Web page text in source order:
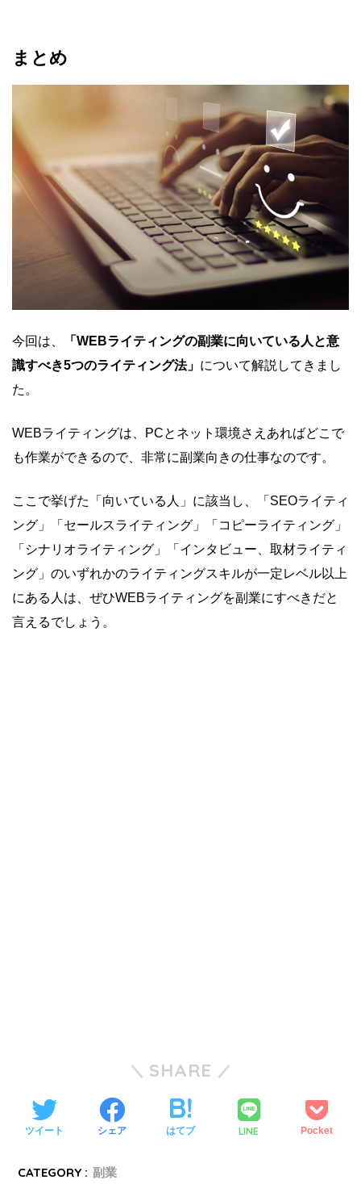
まとめ
今回は、
「WEBライティングの副業に向いている人と意
識すべき5つのライティング法」 について解説してきまし
た。
WEBライティングは、PCとネット環境さえあればどこで
も作業ができるので、非常に副業向きの仕事なのです。
ここで挙げた「向いている人」に該当し、「SEOライティ
ング」「セールスライティング」「コピーライティング」
「シナリオライティング」「インタビュー、取材ライティ
ング」のいずれかのライティングスキルが一定レベル以上
にある人は、ぜひWEBライティングを副業にすべきだと
言えるでしょう。
SHARE
ツイート シェア はてブ LINE Pocket
CATEGORY : 副業